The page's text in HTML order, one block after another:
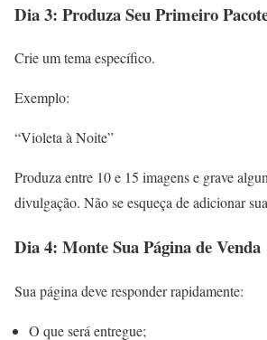
Dia 3: Produza Seu Primeiro
Crie um tema específico.
Exemplo:
“Violeta à Noite”
Produza entre 10 e 15 imagens e grave
divulgação. Não se esqueça de adicionar
Dia 4: Monte Sua Página de Venda
Sua página deve responder rapidamente:
O que será entregue;